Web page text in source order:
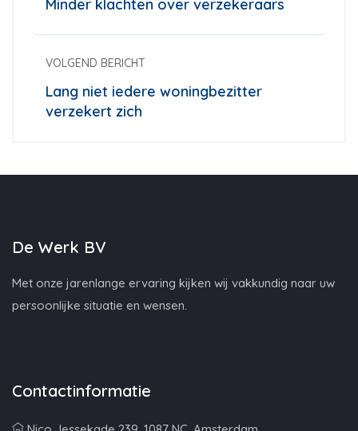
Minder klachten over verzekeraars
VOLGEND BERICHT
Lang niet iedere woningbezitter
verzekert zich
De Werk BV
Met onze jarenlange ervaring kijken wij vakkundig naar uw
persoonlijke situatie en wensen.
Contactinformatie